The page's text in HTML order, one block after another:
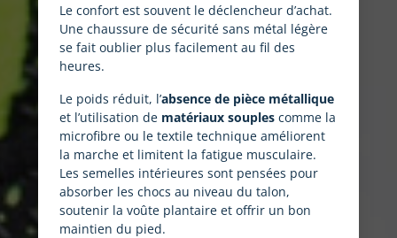
Le confort est souvent le déclencheur d’achat.
Une chaussure de sécurité sans métal légère
se fait oublier plus facilement au fil des
heures.
Le poids réduit, l’absence de pièce métallique
et l’utilisation de matériaux souplescomme la
microfibre ou le textile technique améliorent
la marche et limitent la fatigue musculaire.
Les semelles intérieures sont pensées pour
absorber les chocs au niveau du talon,
soutenir la voûte plantaire et offrir un bon
maintien du pied.